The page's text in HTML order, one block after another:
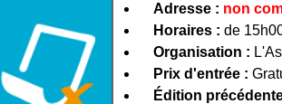
Adresse : non
Horaires : de
Organisation :
Prix d'entrée :
Édition